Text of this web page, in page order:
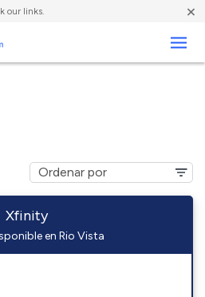
our links. ×
Xfinity
en Rio Vista